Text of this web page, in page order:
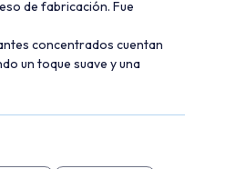
de fabricación. Fue
concentrados cuentan
un toque suave y una